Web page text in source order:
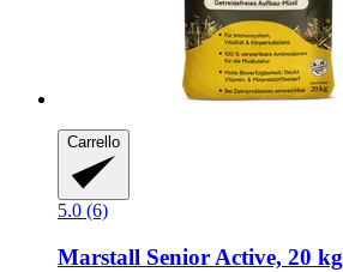
Carrello
5.0 (6)
Marstall Senior Active, 20 kg